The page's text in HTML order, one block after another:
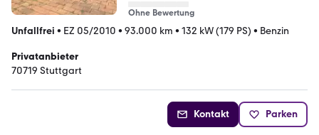
Ohne Bewertung
Unfallfrei • EZ 05/2010 • 93.000 km • 132 kW (179 PS) • Benzin
Privatanbieter
70719 Stuttgart
Kontakt Parken